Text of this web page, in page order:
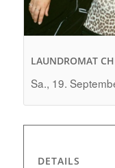
LAUNDROMAT
Sa., 19.
DETAILS